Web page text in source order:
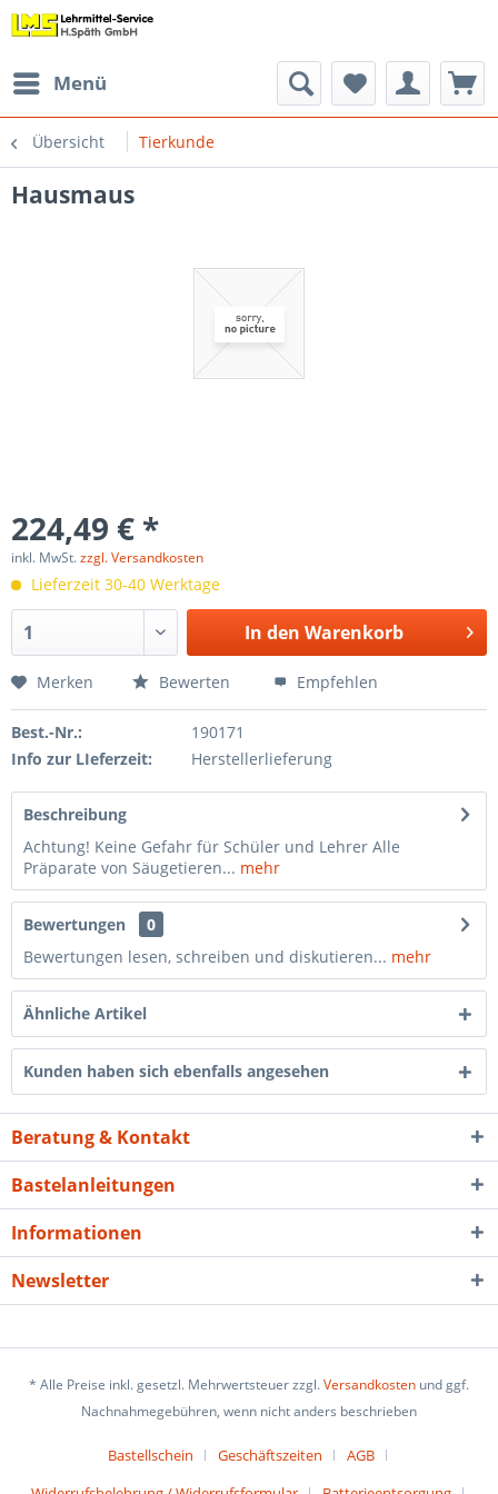
Menü
Übersicht Tierkunde
Hausmaus
224,49 € *
inkl. MwSt.zzgl. Versandkosten
Lieferzeit 30-40 Werktage
In den Warenkorb
Merken Bewerten Empfehlen
Best.-Nr.:
190171
Info zur LIeferzeit:
Herstellerlieferung
Beschreibung
Achtung! Keine Gefahr für Schüler und Lehrer Alle
Präparate von Säugetieren... mehr
Bewertungen
0
Bewertungen lesen, schreiben und diskutieren... mehr
Ähnliche Artikel
Kunden haben sich ebenfalls angesehen
Beratung & Kontakt
Bastelanleitungen
Informationen
Newsletter
* Alle Preise inkl. gesetzl. Mehrwertsteuer zzgl.Versandkosten und ggf.
Nachnahmegebühren, wenn nicht anders beschrieben
Bastellschein Geschäftszeiten
AGB